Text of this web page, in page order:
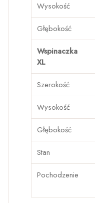
Wysokość
Głębokość
Wspinaczka
XL
Szerokość
Wysokość
Głębokość
Stan
Pochodzenie